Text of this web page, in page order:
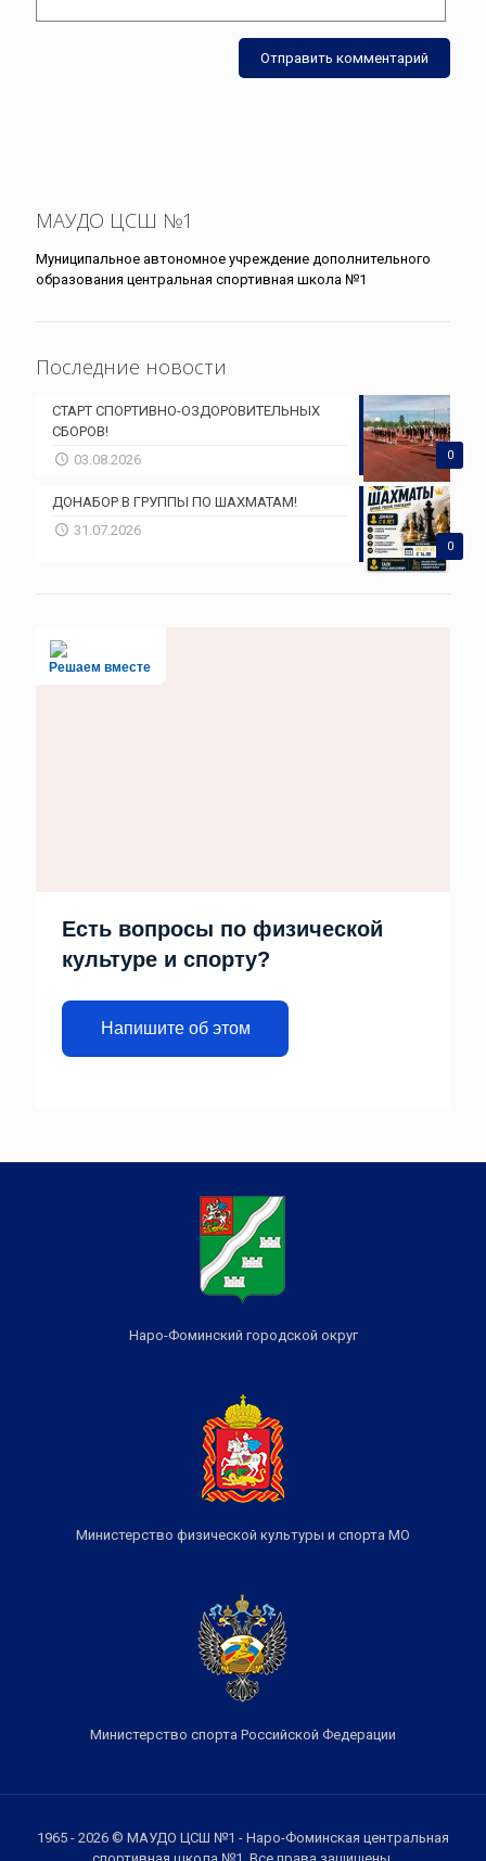
МАУДО ЦСШ №1
Муниципальное автономное учреждение дополнительного
образования центральная спортивная школа №1
Последние новости
0
СТАРТ СПОРТИВНО-ОЗДОРОВИТЕЛЬНЫХ
СБОРОВ!
03.08.2026
0
ДОНАБОР В ГРУППЫ ПО ШАХМАТАМ!
31.07.2026
Решаем вместе
Есть вопросы по физической
культуре и спорту?
Напишите об этом
Наро-Фоминский городской округ
Министерство физической культуры и спорта МО
Министерство спорта Российской Федерации
1965 - 2026 © МАУДО ЦСШ №1 - Наро-Фоминская центральная